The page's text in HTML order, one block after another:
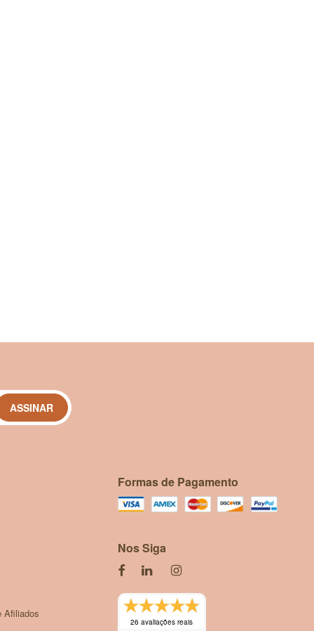
prensado a frio. Elas são extraídas manualmente pelas
matérias-primas típicas do cerrado, em um ciclo que visa à
de bens agrícolas a principal fonte de renda.
Auxilia na hidratação dos fios, deixando o cabelo mais
eventuais irritações no couro cabeludo.
são utilizadas como base para medicamentos, como velame,
assim, para o sustento de centenas de famílias e
ASSINAR
Afiliados
Formas de Pagamento
Nos Siga
26 avaliações reais